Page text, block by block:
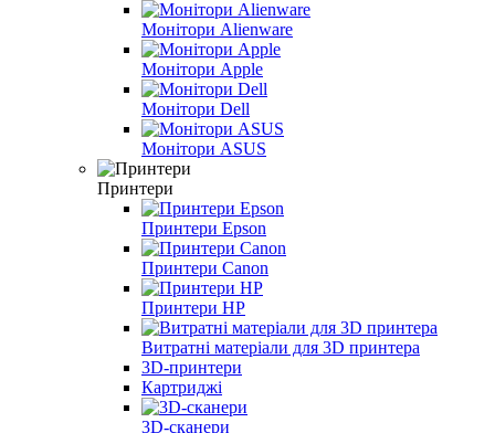
Монітори Alienware
Монітори Apple
Монітори Dell
Монітори ASUS
Принтери
Принтери Epson
Принтери Canon
Принтери HP
Витратні матеріали для 3D принтера
3D-принтери
Картриджі
3D-сканери